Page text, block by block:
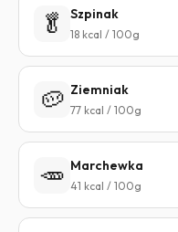
🥬 Szpinak
18 kcal / 100g
🥔 Ziemniak
77 kcal / 100g
🥕 Marchewka
41 kcal / 100g